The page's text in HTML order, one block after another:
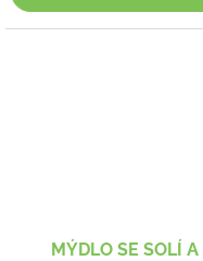
MÝDLO SE SOLÍ A